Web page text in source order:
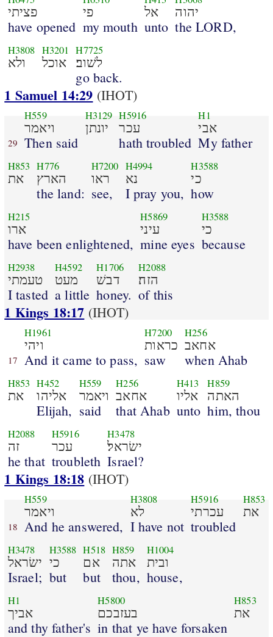
פציתי
have opened
פי
my mouth
אל
unto
יהוה
the LORD,
H3808
ולא
H3201
אוכל
H7725
לשׁוב׃
go back.
1 Samuel 14:29 (IHOT)
29
H559
ויאמר
Then said
H3129
יונתן
H5916
עכר
hath troubled
H1
אבי
My father
H853
את
H776
הארץ
the land:
H7200
ראו
see,
H4994
נא
I pray you,
H3588
כי
how
H215
ארו
have been enlightened,
H5869
עיני
mine eyes
H3588
כי
because
H2938
טעמתי
I tasted
H4592
מעט
a little
H1706
דבשׁ
honey.
H2088
הזה׃
of this
1 Kings 18:17 (IHOT)
17
H1961
ויהי
And it came to pass,
H7200
כראות
saw
H256
אחאב
when Ahab
H853
את
H452
אליהו
Elijah,
H559
ויאמר
said
H256
אחאב
that Ahab
H413
אליו
unto
H859
האתה
him, thou
H2088
זה
he that
H5916
עכר
troubleth
H3478
ישׂראל׃
Israel?
1 Kings 18:18 (IHOT)
18
H559
ויאמר
And he answered,
H3808
לא
I have not
H5916
עכרתי
troubled
H853
את
H3478
ישׂראל
Israel;
H3588
כי
but
H518
אם
but
H859
אתה
thou,
H1004
ובית
house,
H1
אביך
and thy father's
H5800
בעזבכם
in that ye have forsaken
H853
את